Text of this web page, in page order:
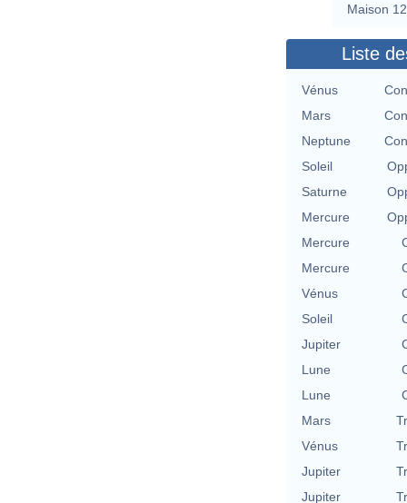
Maison 12
Liste
Vénus
Mars
Neptune
Soleil
Saturne
Mercure
Mercure
Mercure
Vénus
Soleil
Jupiter
Lune
Lune
Mars
Vénus
Jupiter
Jupiter